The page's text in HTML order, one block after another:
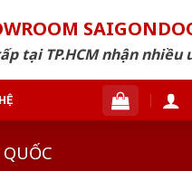
tại TP.HCM nhận nhiều